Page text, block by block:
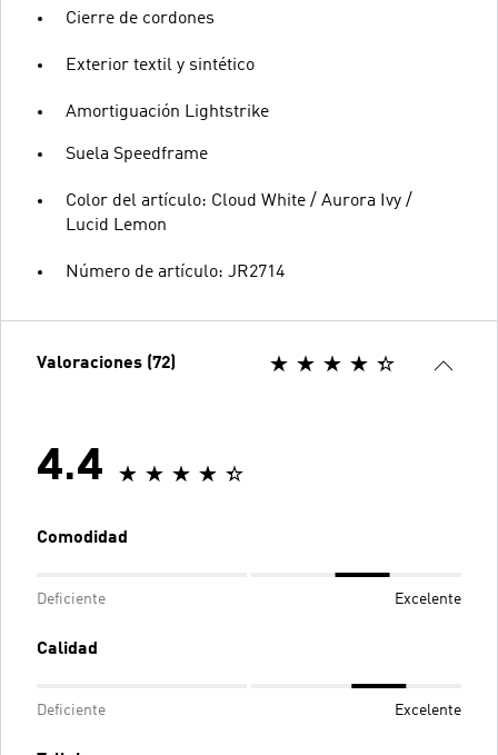
Cierre de cordones
Exterior textil y sintético
Amortiguación Lightstrike
Suela Speedframe
Color del artículo: Cloud White / Aurora Ivy /
Lucid Lemon
Número de artículo: JR2714
Valoraciones (72)
4.4
Comodidad
Deficiente Excelente
Calidad
Deficiente Excelente